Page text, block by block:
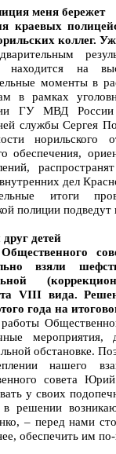
меня бережет
краевых
коллег.
находится на
моменты в
в рамках
ГУ МВД России
службы Сергея
обеспечения,
дел
итоги
полиции подведут
детей
взяли
VIII вида.
года на
обстановке.
нашего
совета
у своих
решении
– перед нами
обеспечить им